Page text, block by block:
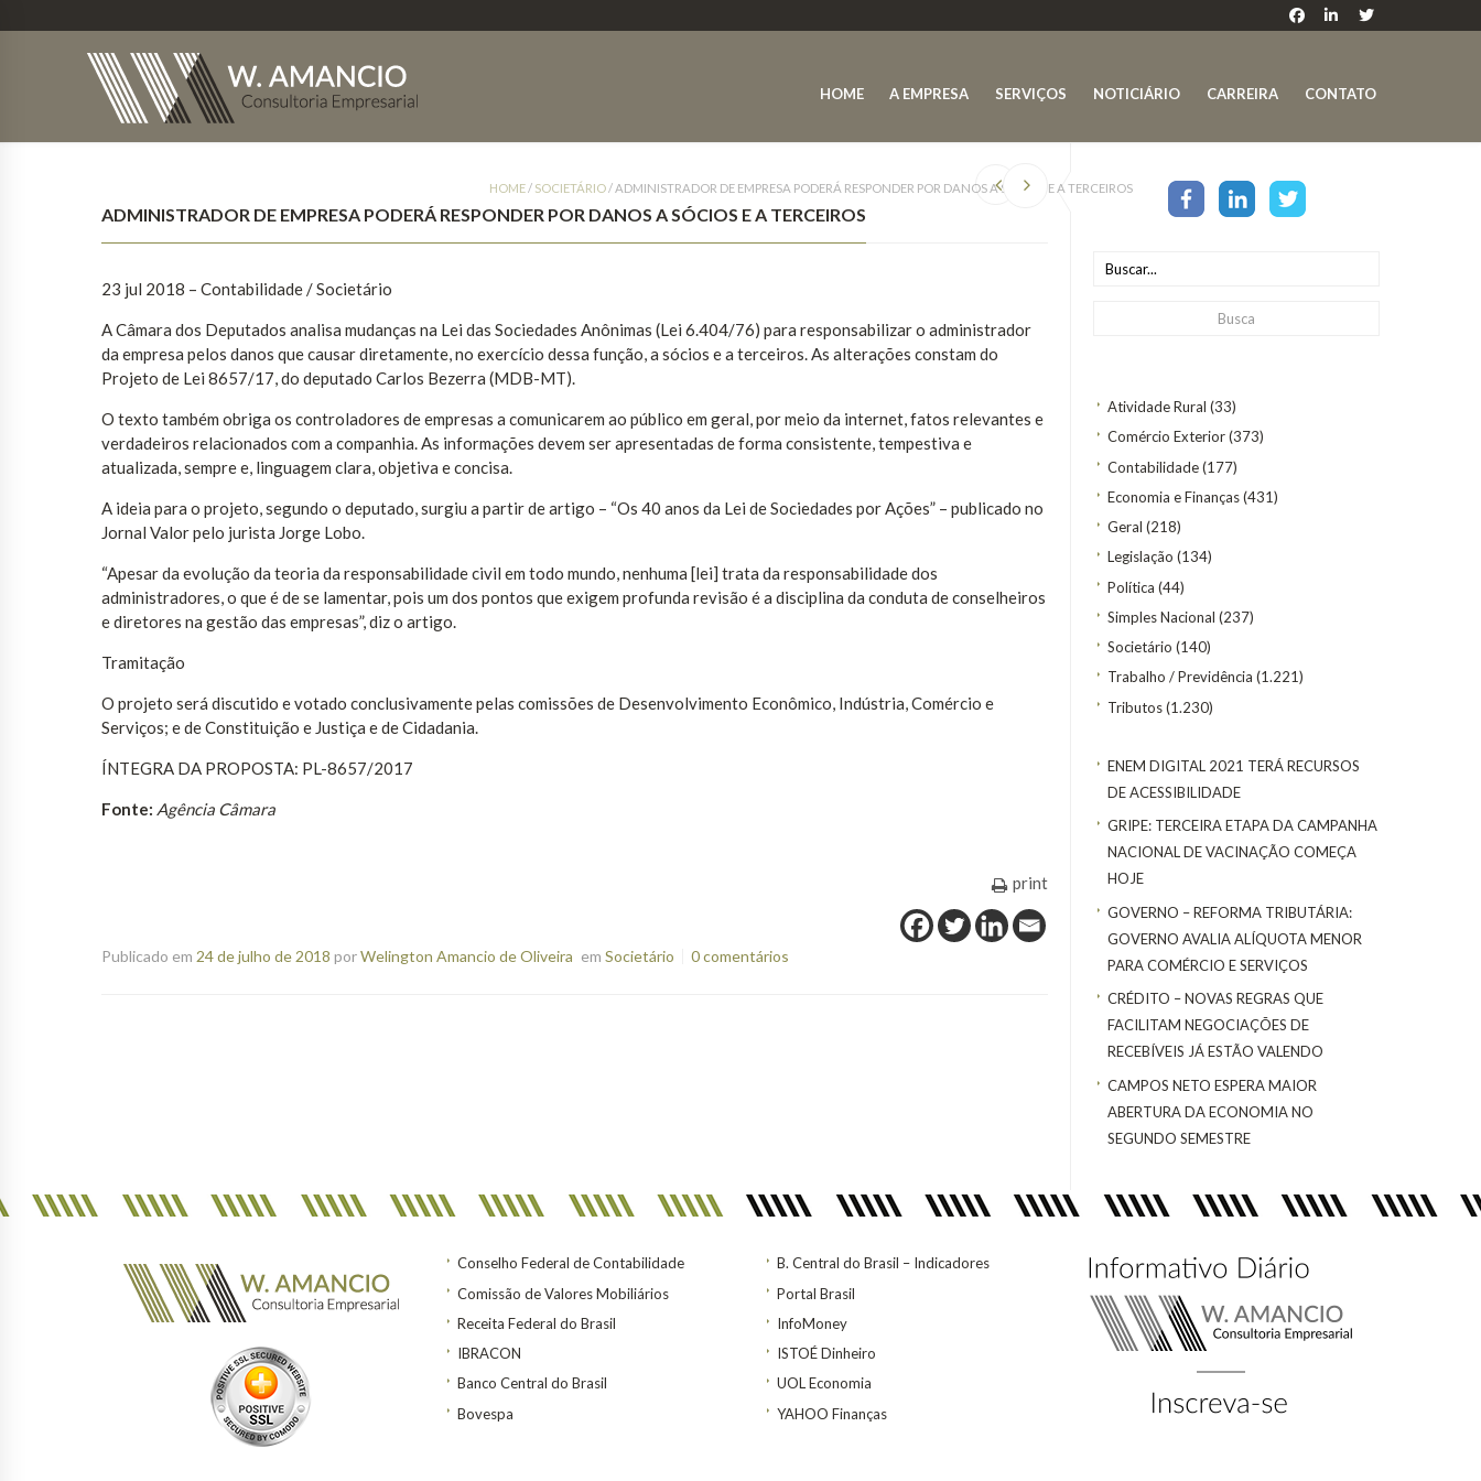
HOME A EMPRESA SERVIÇOS NOTICIÁRIO CARREIRA CONTATO
Atividade Rural (33)
Comércio Exterior(373)
Contabilidade(177)
Economia e Finanças(431)
Geral (218)
Legislação (134)
Política (44)
Simples Nacional (237)
Societário (140)
Trabalho / Previdência (1.221)
Tributos(1.230)
ENEM DIGITAL 2021 TERÁ RECURSOS
DE ACESSIBILIDADE
GRIPE: TERCEIRA ETAPA DA CAMPANHA
NACIONAL DE VACINAÇÃO COMEÇA
HOJE
GOVERNO – REFORMA TRIBUTÁRIA:
GOVERNO AVALIA ALÍQUOTA MENOR
PARA COMÉRCIO E SERVIÇOS
CRÉDITO – NOVAS REGRAS QUE
FACILITAM NEGOCIAÇÕES DE
RECEBÍVEIS JÁ ESTÃO VALENDO
CAMPOS NETO ESPERA MAIOR
ABERTURA DA ECONOMIA NO
SEGUNDO SEMESTRE
HOME/ SOCIETÁRIO/ADMINISTRADOR DE EMPRESA PODERÁ RESPONDER POR DANOS A SÓCIOS E A TERCEIROS
ADMINISTRADOR DE EMPRESA PODERÁ RESPONDER POR DANOS A SÓCIOS E A TERCEIROS
23 jul 2018 – Contabilidade / Societário
A Câmara dos Deputados analisa mudanças na Lei das Sociedades Anônimas (Lei 6.404/76) para responsabilizar o administrador
da empresa pelos danos que causar diretamente, no exercício dessa função, a sócios e a terceiros. As alterações constam do
Projeto de Lei 8657/17, do deputado Carlos Bezerra (MDB-MT).
O texto também obriga os controladores de empresas a comunicarem ao público em geral, por meio da internet, fatos relevantes e
verdadeiros relacionados com a companhia. As informações devem ser apresentadas de forma consistente, tempestiva e
atualizada, sempre e, linguagem clara, objetiva e concisa.
A ideia para o projeto, segundo o deputado, surgiu a partir de artigo – “Os 40 anos da Lei de Sociedades por Ações” – publicado no
Jornal Valor pelo jurista Jorge Lobo.
“Apesar da evolução da teoria da responsabilidade civil em todo mundo, nenhuma [lei] trata da responsabilidade dos
administradores, o que é de se lamentar, pois um dos pontos que exigem profunda revisão é a disciplina da conduta de conselheiros
e diretores na gestão das empresas”, diz o artigo.
Tramitação
O projeto será discutido e votado conclusivamente pelas comissões de Desenvolvimento Econômico, Indústria, Comércio e
Serviços; e de Constituição e Justiça e de Cidadania.
ÍNTEGRA DA PROPOSTA: PL-8657/2017
Fonte: Agência Câmara
print
Publicado em 24 de julho de 2018 porWelington Amancio de Oliveira em Societário 0 comentários
Conselho Federal de Contabilidade
Comissão de Valores Mobiliários
Receita Federal do Brasil
IBRACON
Banco Central do Brasil
Bovespa
B. Central do Brasil – Indicadores
Portal Brasil
InfoMoney
ISTOÉ Dinheiro
UOL Economia
YAHOO Finanças